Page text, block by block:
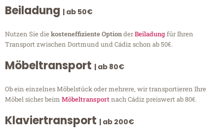
Beiladung | ab 50€
Nutzen Sie diekosteneffiziente OptionderBeiladungfür Ihren
Transport zwischen Dortmund und Cádiz schon ab 50€.
Möbeltransport | ab 80€
Ob ein einzelnes Möbelstück oder mehrere, wir transportieren Ihre
Möbel sicher beim Möbeltransportnach Cádiz preiswert ab 80€.
Klaviertransport | ab 200€